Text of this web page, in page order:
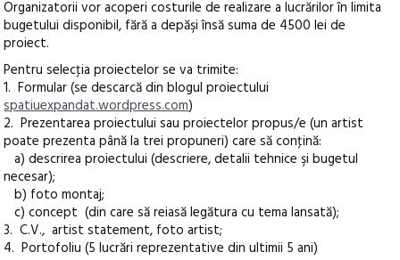
Organizatorii vor acoperi costurile de realizare a lucrărilor în limita
bugetului disponibil, fără a depăşi însă suma de 4500 lei de
proiect.
Pentru selecţia proiectelor se va trimite:
1. Formular (se descarcă din blogul proiectului
spatiuexpandat.wordpress.com)
2. Prezentarea proiectului sau proiectelor propus/e (un artist
poate prezenta până la trei propuneri) care să conţină:
a) descrirea proiectului (descriere, detalii tehnice şi bugetul
necesar);
b) foto montaj;
c) concept (din care să reiasă legătura cu tema lansată);
3. C.V., artist statement, foto artist;
4. Portofoliu (5 lucrări reprezentative din ultimii 5 ani)